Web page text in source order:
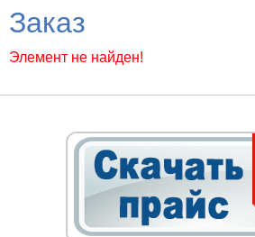
Заказ
Элемент не найден!